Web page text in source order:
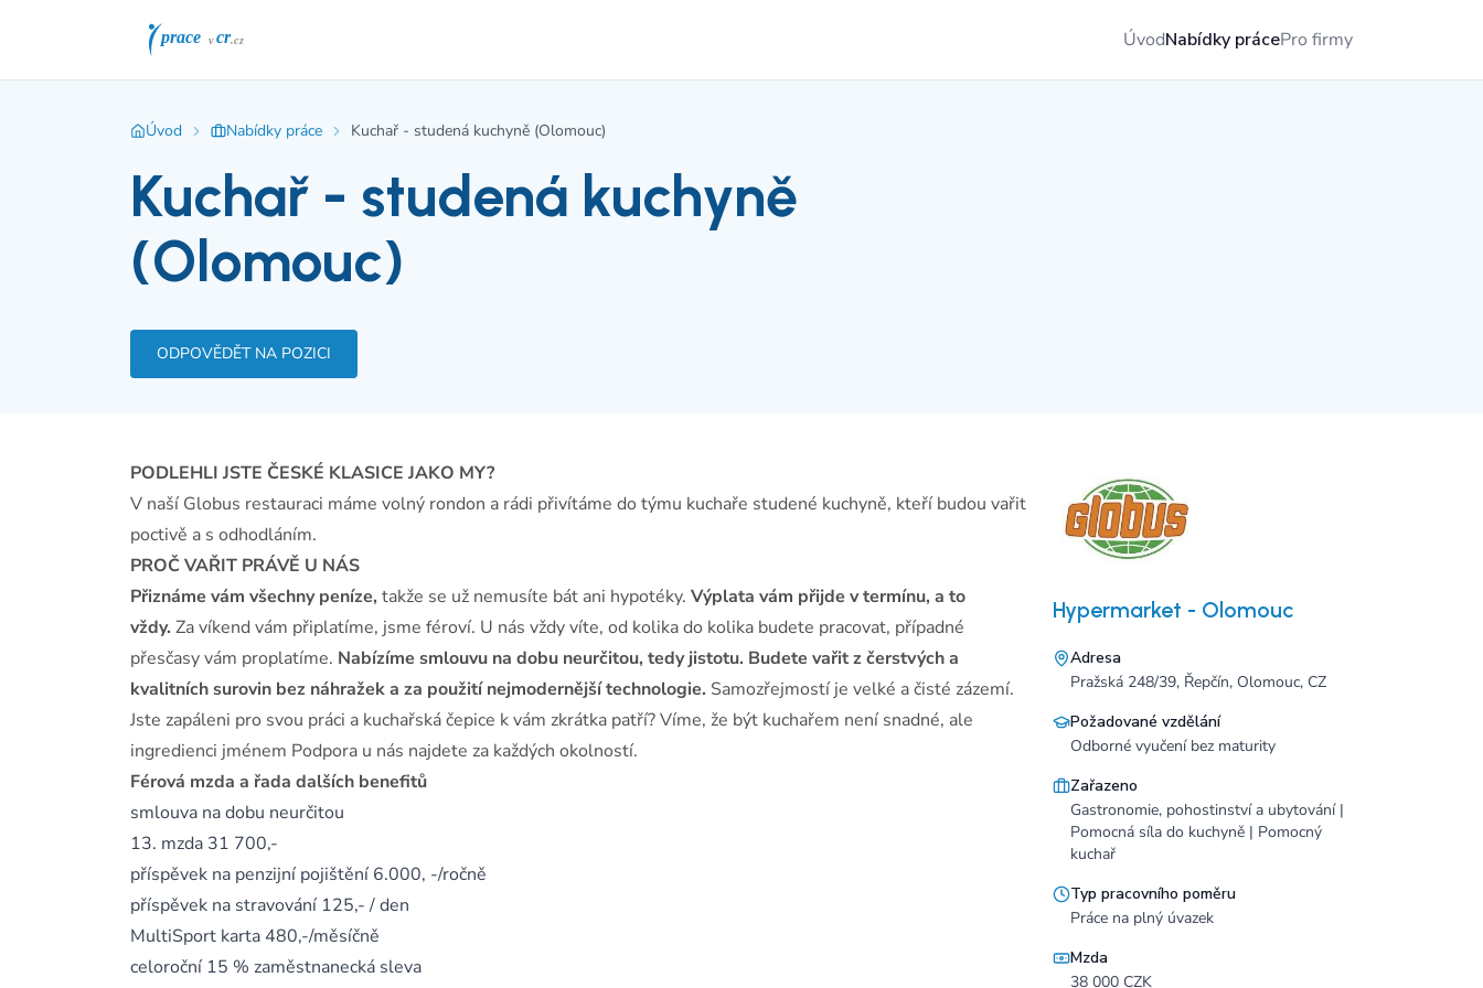
ÚvodNabídky prácePro firmy
Úvod Nabídky práce Kuchař - studená kuchyně (Olomouc)
Kuchař - studená kuchyně
(Olomouc)
ODPOVĚDĚT NA POZICI
PODLEHLI JSTE ČESKÉ KLASICE JAKO MY?
V naší Globus restauraci máme volný rondon a rádi přivítáme do týmu kuchaře studené kuchyně, kteří budou vařit
poctivě a s odhodláním.
PROČ VAŘIT PRÁVĚ U NÁS
Přiznáme vám všechny peníze, takže se už nemusíte bát ani hypotéky. Výplata vám přijde v termínu, a to
vždy. Za víkend vám připlatíme, jsme féroví. U nás vždy víte, od kolika do kolika budete pracovat, případné
přesčasy vám proplatíme. Nabízíme smlouvu na dobu neurčitou, tedy jistotu. Budete vařit z čerstvých a
kvalitních surovin bez náhražek a za použití nejmodernější technologie. Samozřejmostí je velké a čisté zázemí.
Jste zapáleni pro svou práci a kuchařská čepice k vám zkrátka patří? Víme, že být kuchařem není snadné, ale
ingredienci jménem Podpora u nás najdete za každých okolností.
Férová mzda a řada dalších benefitů
smlouva na dobu neurčitou
13. mzda 31 700,-
příspěvek na penzijní pojištění 6.000, -/ročně
příspěvek na stravování 125,- / den
MultiSport karta 480,-/měsíčně
celoroční 15 % zaměstnanecká sleva
Hypermarket - Olomouc
Adresa
Pražská 248/39, Řepčín, Olomouc, CZ
Požadované vzdělání
Odborné vyučení bez maturity
Zařazeno
Gastronomie, pohostinství a ubytování |
Pomocná síla do kuchyně | Pomocný
kuchař
Typ pracovního poměru
Práce na plný úvazek
Mzda
38 000 CZK